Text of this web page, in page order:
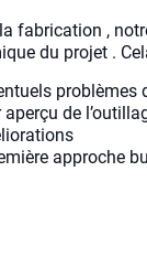
fabrication ,
du projet .
problèmes
de
approche